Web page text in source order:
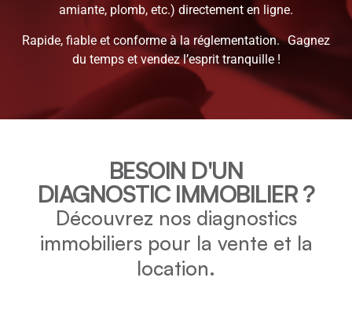
amiante, plomb, etc.) directement en ligne.
Rapide, fiable et conforme à la réglementation. Gagnez
du temps et vendez l’esprit tranquille !
BESOIN D'UN
DIAGNOSTIC IMMOBILIER ?
Découvrez nos diagnostics
immobiliers pour la vente et la
location.